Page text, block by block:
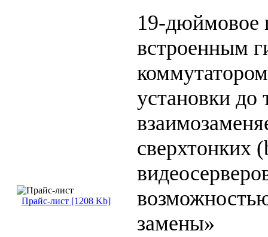
Прайс-лист [1208 Kb]
19-дюймовое
встроенным
установки до
сверхтонких
замены»